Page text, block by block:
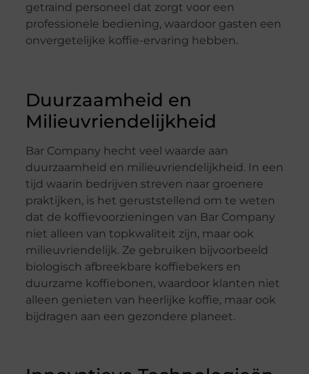
getraind personeel dat zorgt voor een
professionele bediening, waardoor gasten een
onvergetelijke koffie-ervaring hebben.
Duurzaamheid en
Milieuvriendelijkheid
Bar Company hecht veel waarde aan
duurzaamheid en milieuvriendelijkheid. In een
tijd waarin bedrijven streven naar groenere
praktijken, is het geruststellend om te weten
dat de koffievoorzieningen van Bar Company
niet alleen van topkwaliteit zijn, maar ook
milieuvriendelijk. Ze gebruiken bijvoorbeeld
biologisch afbreekbare koffiebekers en
duurzame koffiebonen, waardoor klanten niet
alleen genieten van heerlijke koffie, maar ook
bijdragen aan een gezondere planeet.